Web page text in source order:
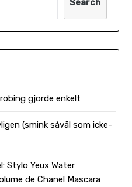
gjorde enkelt
(smink såväl som icke-
Stylo Yeux Water
de Chanel Mascara